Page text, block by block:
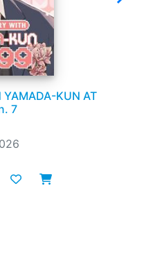
YAMADA-KUN AT
7